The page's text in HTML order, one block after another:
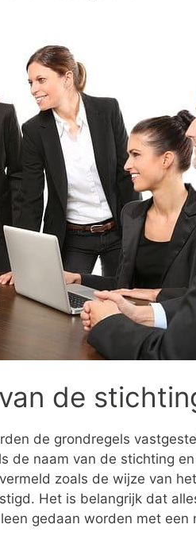
de
de grondregels
de naam van de stichting
zoals de wijze van
Het is belangrijk dat
gedaan worden met een